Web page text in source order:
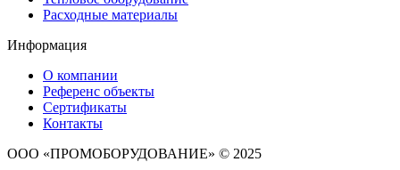
Расходные материалы
Информация
О компании
Референс объекты
Сертификаты
Контакты
ООО «ПРОМОБОРУДОВАНИЕ» © 2025